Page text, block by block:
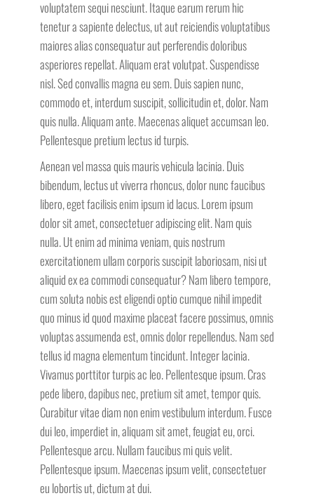
voluptatem sequi nesciunt. Itaque earum rerum hic
tenetur a sapiente delectus, ut aut reiciendis voluptatibus
maiores alias consequatur aut perferendis doloribus
asperiores repellat. Aliquam erat volutpat. Suspendisse
nisl. Sed convallis magna eu sem. Duis sapien nunc,
commodo et, interdum suscipit, sollicitudin et, dolor. Nam
quis nulla. Aliquam ante. Maecenas aliquet accumsan leo.
Pellentesque pretium lectus id turpis.
Aenean vel massa quis mauris vehicula lacinia. Duis
bibendum, lectus ut viverra rhoncus, dolor nunc faucibus
libero, eget facilisis enim ipsum id lacus. Lorem ipsum
dolor sit amet, consectetuer adipiscing elit. Nam quis
nulla. Ut enim ad minima veniam, quis nostrum
exercitationem ullam corporis suscipit laboriosam, nisi ut
aliquid ex ea commodi consequatur? Nam libero tempore,
cum soluta nobis est eligendi optio cumque nihil impedit
quo minus id quod maxime placeat facere possimus, omnis
voluptas assumenda est, omnis dolor repellendus. Nam sed
tellus id magna elementum tincidunt. Integer lacinia.
Vivamus porttitor turpis ac leo. Pellentesque ipsum. Cras
pede libero, dapibus nec, pretium sit amet, tempor quis.
Curabitur vitae diam non enim vestibulum interdum. Fusce
dui leo, imperdiet in, aliquam sit amet, feugiat eu, orci.
Pellentesque arcu. Nullam faucibus mi quis velit.
Pellentesque ipsum. Maecenas ipsum velit, consectetuer
eu lobortis ut, dictum at dui.